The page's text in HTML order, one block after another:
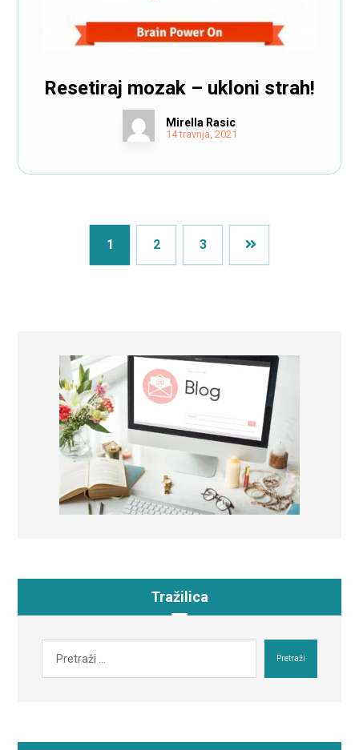
Resetiraj mozak – ukloni strah!
Mirella Rasic
14 travnja, 2021
1 2 3
Tražilica
Pretraži